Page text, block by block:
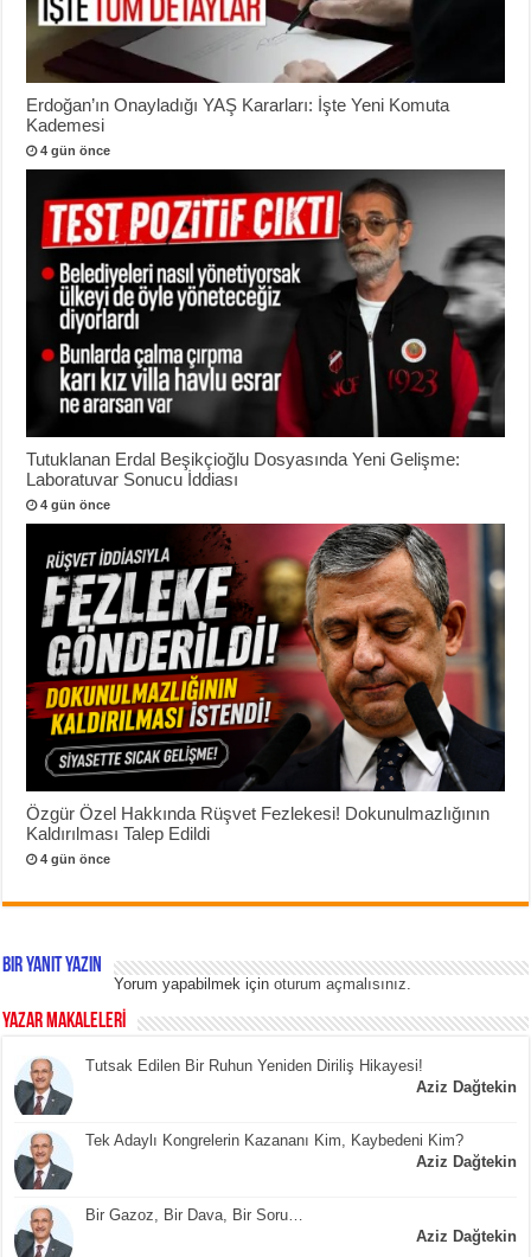
Erdoğan’ın Onayladığı YAŞ Kararları: İşte Yeni Komuta
Kademesi
4 gün önce
Tutuklanan Erdal Beşikçioğlu Dosyasında Yeni Gelişme:
Laboratuvar Sonucu İddiası
4 gün önce
Özgür Özel Hakkında Rüşvet Fezlekesi! Dokunulmazlığının
Kaldırılması Talep Edildi
4 gün önce
Bir yanıt yazın
Yorum yapabilmek içinoturum açmalısınız.
YAZAR MAKALELERİ
Tutsak Edilen Bir Ruhun Yeniden Diriliş Hikayesi!
Aziz Dağtekin
Tek Adaylı Kongrelerin Kazananı Kim, Kaybedeni Kim?
Aziz Dağtekin
Bir Gazoz, Bir Dava, Bir Soru…
Aziz Dağtekin